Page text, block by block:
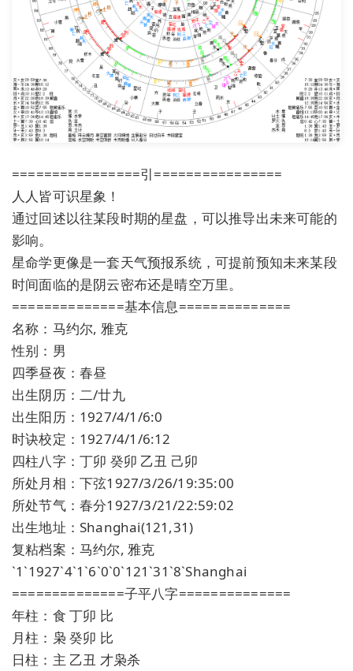
================引================
人人皆可识星象！
通过回述以往某段时期的星盘，可以推导出未来可能的
影响。
星命学更像是一套天气预报系统，可提前预知未来某段
时间面临的是阴云密布还是晴空万里。
==============基本信息==============
名称：马约尔, 雅克
性别：男
四季昼夜：春昼
出生阴历：二/廿九
出生阳历：1927/4/1/6:0
时诀校定：1927/4/1/6:12
四柱八字：丁卯 癸卯 乙丑 己卯
所处月相：下弦1927/3/26/19:35:00
所处节气：春分1927/3/21/22:59:02
出生地址：Shanghai(121,31)
复粘档案：马约尔, 雅克
`1`1927`4`1`6`0`0`121`31`8`Shanghai
==============子平八字==============
年柱：食 丁卯 比
月柱：枭 癸卯 比
日柱：主 乙丑 才枭杀